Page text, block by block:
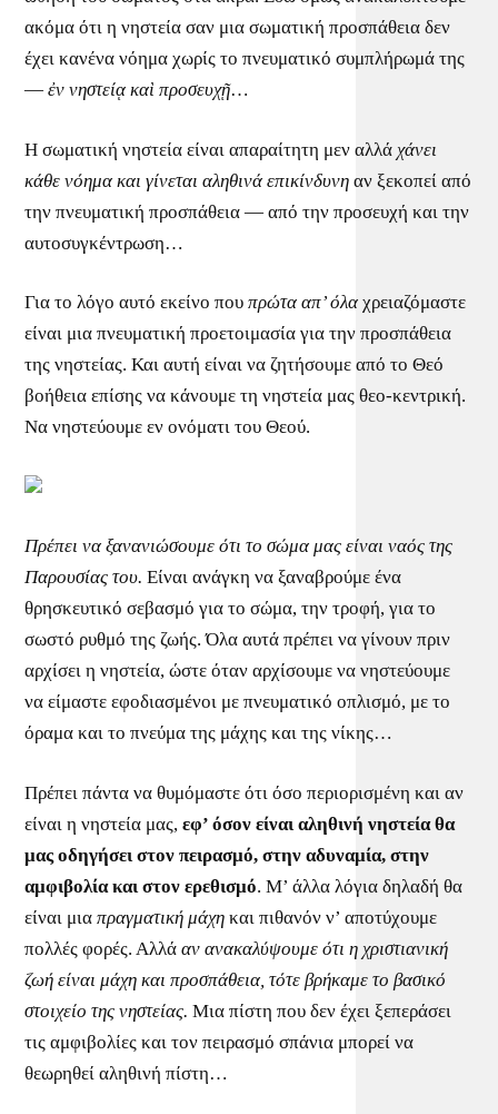
ακόμα ότι η νηστεία σαν μια σωματική προσπάθεια δεν
έχει κανένα νόημα χωρίς το πνευματικό συμπλήρωμά της
—ἐν νηστείᾳ καὶ προσευχῇ…
Η σωματική νηστεία είναι απαραίτητη μεν αλλά χάνει
κάθε νόημα και γίνεται αληθινά επικίνδυνη αν ξεκοπεί από
την πνευματική προσπάθεια — από την προσευχή και την
αυτοσυγκέντρωση…
Για το λόγο αυτό εκείνο πουπρώτα απ’ όλα χρειαζόμαστε
είναι μια πνευματική προετοιμασία για την προσπάθεια
της νηστείας. Και αυτή είναι να ζητήσουμε από το Θεό
βοήθεια επίσης να κάνουμε τη νηστεία μας θεο-κεντρική.
Να νηστεύουμε εν ονόματι του Θεού.
Πρέπει να ξανανιώσουμε ότι το σώμα μας είναι ναός της
Παρουσίας του. Είναι ανάγκη να ξαναβρούμε ένα
θρησκευτικό σεβασμό για το σώμα, την τροφή, για το
σωστό ρυθμό της ζωής. Όλα αυτά πρέπει να γίνουν πριν
αρχίσει η νηστεία, ώστε όταν αρχίσουμε να νηστεύουμε
να είμαστε εφοδιασμένοι με πνευματικό οπλισμό, με το
όραμα και το πνεύμα της μάχης και της νίκης…
Πρέπει πάντα να θυμόμαστε ότι όσο περιορισμένη και αν
είναι η νηστεία μας,εφ’ όσον είναι αληθινή νηστεία θα
μας οδηγήσει στον πειρασμό, στην αδυναμία, στην
αμφιβολία και στον ερεθισμό. Μ’ άλλα λόγια δηλαδή θα
είναι μιαπραγματική μάχη και πιθανόν ν’ αποτύχουμε
πολλές φορές. Αλλάαν ανακαλύψουμε ότι η χριστιανική
ζωή είναι μάχη και προσπάθεια, τότε βρήκαμε το βασικό
στοιχείο της νηστείας. Μια πίστη που δεν έχει ξεπεράσει
τις αμφιβολίες και τον πειρασμό σπάνια μπορεί να
θεωρηθεί αληθινή πίστη…